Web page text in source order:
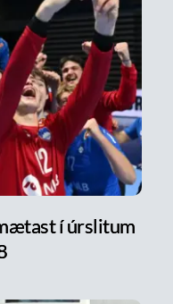
í úrslitum